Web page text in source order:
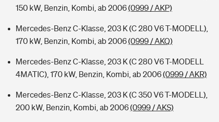
150 kW, Benzin, Kombi, ab 2006(0999 / AKP)
Mercedes-Benz C-Klasse, 203 K (C 280 V6 T-MODELL),
170 kW, Benzin, Kombi, ab 2006(0999 / AKQ)
Mercedes-Benz C-Klasse, 203 K (C 280 V6 T-MODELL
4MATIC), 170 kW, Benzin, Kombi, ab 2006(0999 / AKR)
Mercedes-Benz C-Klasse, 203 K (C 350 V6 T-MODELL),
200 kW, Benzin, Kombi, ab 2006(0999 / AKS)